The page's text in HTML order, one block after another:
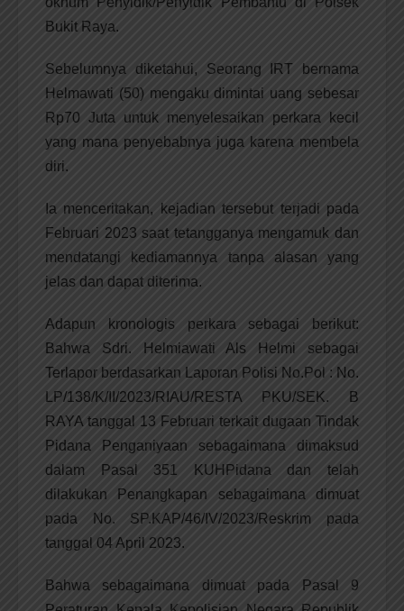
Bukit Raya.
Sebelumnya diketahui, Seorang IRT bernama
Helmawati (50) mengaku dimintai uang sebesar
Rp70 Juta untuk menyelesaikan perkara kecil
yang mana penyebabnya juga karena membela
diri.
Ia menceritakan, kejadian tersebut terjadi pada
Februari 2023 saat tetangganya mengamuk dan
mendatangi kediamannya tanpa alasan yang
jelas dan dapat diterima.
Adapun kronologis perkara sebagai berikut:
Bahwa Sdri. Helmiawati Als Helmi sebagai
Terlapor berdasarkan Laporan Polisi No.Pol : No.
LP/138/K/II/2023/RIAU/RESTA PKU/SEK. B
RAYA tanggal 13 Februari terkait dugaan Tindak
Pidana Penganiyaan sebagaimana dimaksud
dalam Pasal 351 KUHPidana dan telah
dilakukan Penangkapan sebagaimana dimuat
pada No. SP.KAP/46/IV/2023/Reskrim pada
tanggal 04 April 2023.
Bahwa sebagaimana dimuat pada Pasal 9